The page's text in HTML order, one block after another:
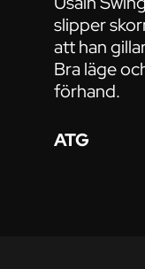
slipper
att han
Bra läge
förhand.
ATG